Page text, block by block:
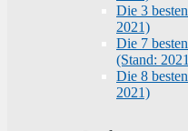
Die 3
2021)
Die 7
(Stand:
Die 8
2021)